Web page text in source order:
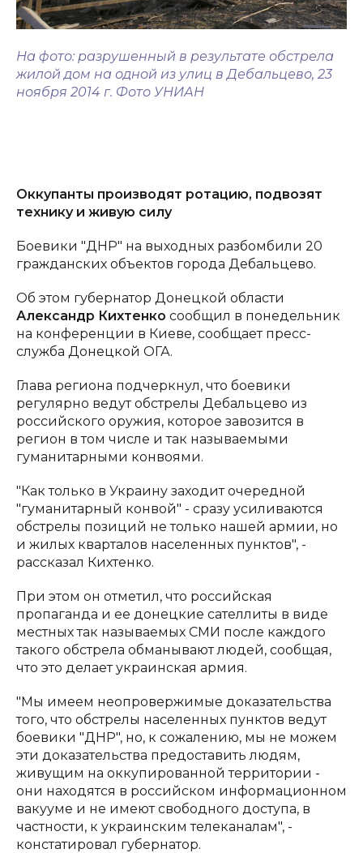
На фото: разрушенный в результате обстрела
жилой дом на одной из улиц в Дебальцево, 23
ноября 2014 г. Фото УНИАН
Оккупанты производят ротацию, подвозят
технику и живую силу
Боевики "ДНР" на выходных разбомбили 20
гражданских объектов города Дебальцево.
Об этом губернатор Донецкой области
Александр Кихтенко сообщил в понедельник
на конференции в Киеве, сообщает пресс-
служба Донецкой ОГА.
Глава региона подчеркнул, что боевики
регулярно ведут обстрелы Дебальцево из
российского оружия, которое завозится в
регион в том числе и так называемыми
гуманитарными конвоями.
"Как только в Украину заходит очередной
"гуманитарный конвой" - сразу усиливаются
обстрелы позиций не только нашей армии, но
и жилых кварталов населенных пунктов", -
рассказал Кихтенко.
При этом он отметил, что российская
пропаганда и ее донецкие сателлиты в виде
местных так называемых СМИ после каждого
такого обстрела обманывают людей, сообщая,
что это делает украинская армия.
"Мы имеем неопровержимые доказательства
того, что обстрелы населенных пунктов ведут
боевики "ДНР", но, к сожалению, мы не можем
эти доказательства предоставить людям,
живущим на оккупированной территории -
они находятся в российском информационном
вакууме и не имеют свободного доступа, в
частности, к украинским телеканалам", -
констатировал губернатор.